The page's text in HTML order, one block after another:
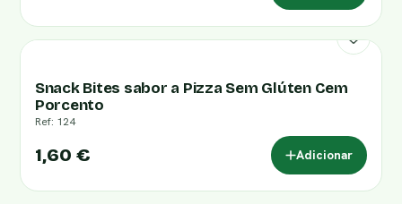
Snack Bites sabor a Pizza Sem Glúten Cem
Porcento
Ref: 124
1,60 € Adicionar